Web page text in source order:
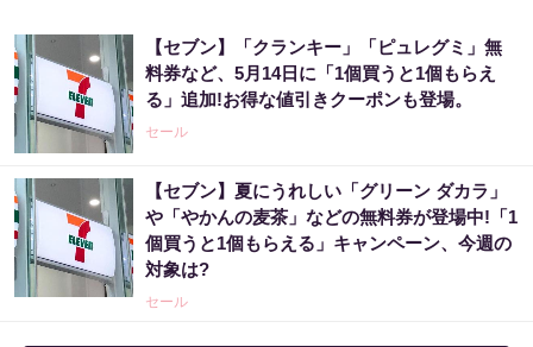
【セブン】「クランキー」「ピュレグミ」無
料券など、5月14日に「1個買うと1個もらえ
る」追加!お得な値引きクーポンも登場。
セール
【セブン】夏にうれしい「グリーン ダカラ」
や「やかんの麦茶」などの無料券が登場中!「1
個買うと1個もらえる」キャンペーン、今週の
対象は?
セール